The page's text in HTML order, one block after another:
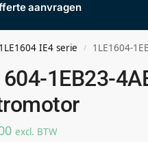
aanvragen
IE4 serie / 1LE1604-
1EB23-
excl. BTW